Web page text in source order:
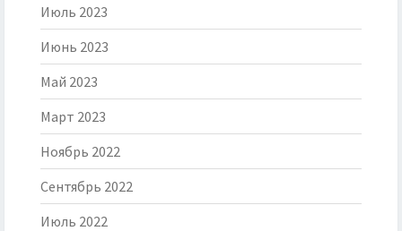
Июль 2023
Июнь 2023
Май 2023
Март 2023
Ноябрь 2022
Сентябрь 2022
Июль 2022